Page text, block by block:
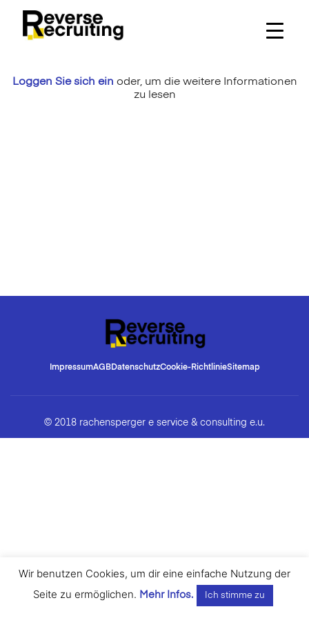
content
Loggen Sie sich ein oder, um die weitere Informationen
zu lesen
ImpressumAGBDatenschutzCookie-RichtlinieSitemap
© 2018 rachensperger e service & consulting e.u.
Wir benutzen Cookies, um dir eine einfache Nutzung der
Seite zu ermöglichen. Mehr Infos. Ich stimme zu